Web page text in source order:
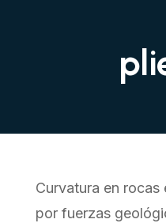
Curvatura en
por fuerzas